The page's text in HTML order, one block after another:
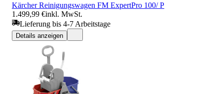
Kärcher Reinigungswagen FM ExpertPro 100/ P
1.499,99 €inkl. MwSt.
Lieferung bis 4-7 Arbeitstage
Details anzeigen